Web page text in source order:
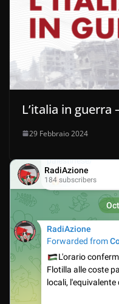
L’italia in guerra
29 Febbraio 2024